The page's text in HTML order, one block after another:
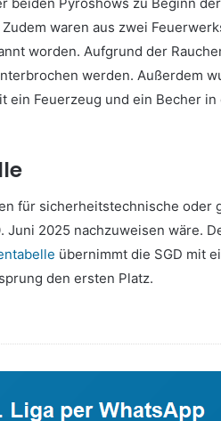
waren aus zwei
worden. Aufgrund der
werden. Außerdem
ein Feuerzeug und ein Becher
für sicherheitstechnische oder
Juni 2025 nachzuweisen wäre.
übernimmt die SGD mit
den ersten Platz.